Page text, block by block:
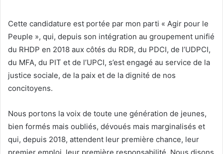
Cette candidature est portée par mon parti « Agir pour le
Peuple », qui, depuis son intégration au groupement unifié
du RHDP en 2018 aux côtés du RDR, du PDCI, de l’UDPCI,
du MFA, du PIT et de l’UPCI, s’est engagé au service de la
justice sociale, de la paix et de la dignité de nos
concitoyens.
Nous portons la voix de toute une génération de jeunes,
bien formés mais oubliés, dévoués mais marginalisés et
qui, depuis 2018, attendent leur première chance, leur